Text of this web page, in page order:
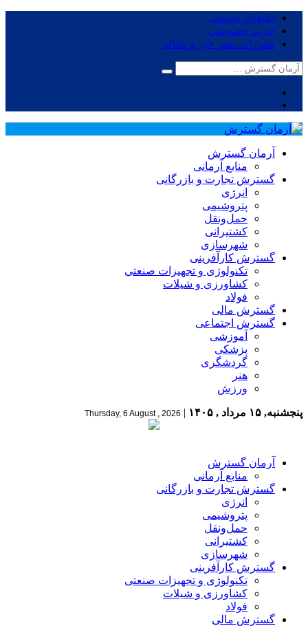
تبلیغات صنعتی
حریم خصوصی
مقررات نشر خبر و مقاله
آرمان گسترش
منابع آرمانی
گسترش تجارت و بازرگانی
انرژی
پتروشیمی
حمل‌و‌نقل
کشتیرانی
شهرسازی
گسترش کارآفرینی
تکنولوژی و تجهیزات صنعتی
کشاورزی و شیلات
فولاد
گسترش مالی
گسترش اجتماعی
آموزشی
پزشکی
گردشگری
هنر
ورزش
پنجشنبه, ۱۵ مرداد , ۱۴۰۵ |
Thursday, 6 August , 2026
آرمان گسترش
منابع آرمانی
گسترش تجارت و بازرگانی
انرژی
پتروشیمی
حمل‌و‌نقل
کشتیرانی
شهرسازی
گسترش کارآفرینی
تکنولوژی و تجهیزات صنعتی
کشاورزی و شیلات
فولاد
گسترش مالی